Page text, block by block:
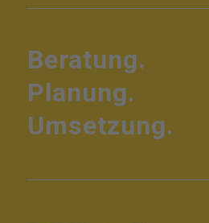
Beratung.
Planung.
Umsetzung.